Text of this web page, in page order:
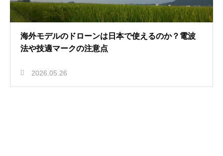
海外モデルのドローンは日本で使えるのか？電波
法や技適マークの注意点
2026.05.26